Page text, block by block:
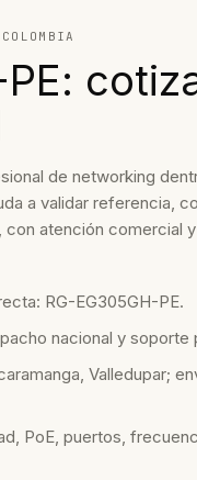
PE:
de networking
a validar referencia,
atención comercial
RG-EG305GH-PE.
nacional y soporte
Valledupar;
PoE, puertos,